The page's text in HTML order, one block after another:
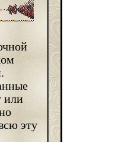
или
эту